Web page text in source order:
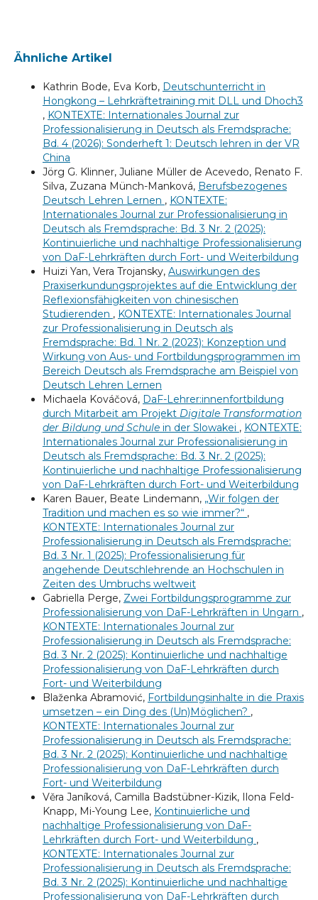
Ähnliche Artikel
Kathrin Bode, Eva Korb, Deutschunterricht in
Hongkong – Lehrkräftetraining mit DLL und Dhoch3
, KONTEXTE: Internationales Journal zur
Professionalisierung in Deutsch als Fremdsprache:
Bd. 4 (2026): Sonderheft 1: Deutsch lehren in der VR
China
Jörg G. Klinner, Juliane Müller de Acevedo, Renato F.
Silva, Zuzana Münch-Manková, Berufsbezogenes
Deutsch Lehren Lernen , KONTEXTE:
Internationales Journal zur Professionalisierung in
Deutsch als Fremdsprache: Bd. 3 Nr. 2 (2025):
Kontinuierliche und nachhaltige Professionalisierung
von DaF-Lehrkräften durch Fort- und Weiterbildung
Huizi Yan, Vera Trojansky, Auswirkungen des
Praxiserkundungsprojektes auf die Entwicklung der
Reflexionsfähigkeiten von chinesischen
Studierenden , KONTEXTE: Internationales Journal
zur Professionalisierung in Deutsch als
Fremdsprache: Bd. 1 Nr. 2 (2023): Konzeption und
Wirkung von Aus- und Fortbildungsprogrammen im
Bereich Deutsch als Fremdsprache am Beispiel von
Deutsch Lehren Lernen
Michaela Kováčová, DaF-Lehrer:innenfortbildung
durch Mitarbeit am Projekt Digitale Transformation
der Bildung und Schulein der Slowakei , KONTEXTE:
Internationales Journal zur Professionalisierung in
Deutsch als Fremdsprache: Bd. 3 Nr. 2 (2025):
Kontinuierliche und nachhaltige Professionalisierung
von DaF-Lehrkräften durch Fort- und Weiterbildung
Karen Bauer, Beate Lindemann, „Wir folgen der
Tradition und machen es so wie immer?“ ,
KONTEXTE: Internationales Journal zur
Professionalisierung in Deutsch als Fremdsprache:
Bd. 3 Nr. 1 (2025): Professionalisierung für
angehende Deutschlehrende an Hochschulen in
Zeiten des Umbruchs weltweit
Gabriella Perge, Zwei Fortbildungsprogramme zur
Professionalisierung von DaF-Lehrkräften in Ungarn ,
KONTEXTE: Internationales Journal zur
Professionalisierung in Deutsch als Fremdsprache:
Bd. 3 Nr. 2 (2025): Kontinuierliche und nachhaltige
Professionalisierung von DaF-Lehrkräften durch
Fort- und Weiterbildung
Blaženka Abramović, Fortbildungsinhalte in die Praxis
umsetzen – ein Ding des (Un)Möglichen? ,
KONTEXTE: Internationales Journal zur
Professionalisierung in Deutsch als Fremdsprache:
Bd. 3 Nr. 2 (2025): Kontinuierliche und nachhaltige
Professionalisierung von DaF-Lehrkräften durch
Fort- und Weiterbildung
Věra Janíková, Camilla Badstübner-Kizik, Ilona Feld-
Knapp, Mi-Young Lee, Kontinuierliche und
nachhaltige Professionalisierung von DaF-
Lehrkräften durch Fort- und Weiterbildung ,
KONTEXTE: Internationales Journal zur
Professionalisierung in Deutsch als Fremdsprache:
Bd. 3 Nr. 2 (2025): Kontinuierliche und nachhaltige
Professionalisierung von DaF-Lehrkräften durch